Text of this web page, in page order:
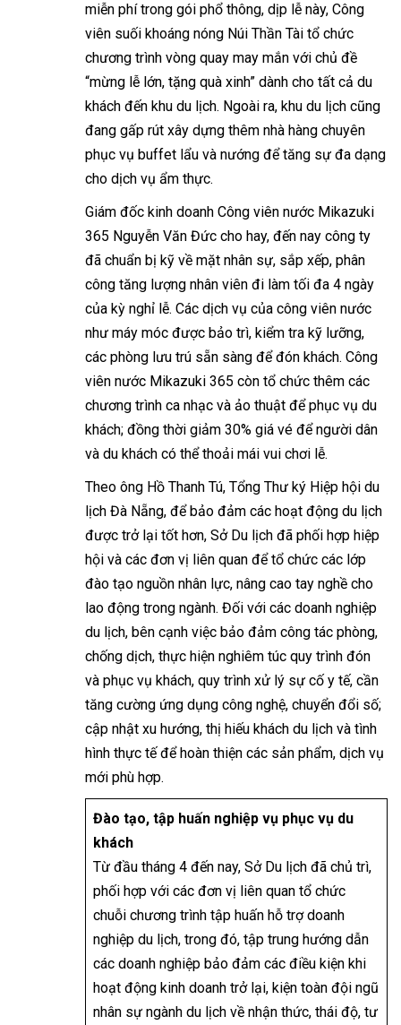
miễn phí trong gói phổ thông, dịp lễ này, Công
viên suối khoáng nóng Núi Thần Tài tổ chức
chương trình vòng quay may mắn với chủ đề
“mừng lễ lớn, tặng quà xinh” dành cho tất cả du
khách đến khu du lịch. Ngoài ra, khu du lịch cũng
đang gấp rút xây dựng thêm nhà hàng chuyên
phục vụ buffet lẩu và nướng để tăng sự đa dạng
cho dịch vụ ẩm thực.
Giám đốc kinh doanh Công viên nước Mikazuki
365 Nguyễn Văn Đức cho hay, đến nay công ty
đã chuẩn bị kỹ về mặt nhân sự, sắp xếp, phân
công tăng lượng nhân viên đi làm tối đa 4 ngày
của kỳ nghỉ lễ. Các dịch vụ của công viên nước
như máy móc được bảo trì, kiểm tra kỹ lưỡng,
các phòng lưu trú sẵn sàng để đón khách. Công
viên nước Mikazuki 365 còn tổ chức thêm các
chương trình ca nhạc và ảo thuật để phục vụ du
khách; đồng thời giảm 30% giá vé để người dân
và du khách có thể thoải mái vui chơi lễ.
Theo ông Hồ Thanh Tú, Tổng Thư ký Hiệp hội du
lịch Đà Nẵng, để bảo đảm các hoạt động du lịch
được trở lại tốt hơn, Sở Du lịch đã phối hợp hiệp
hội và các đơn vị liên quan để tổ chức các lớp
đào tạo nguồn nhân lực, nâng cao tay nghề cho
lao động trong ngành. Đối với các doanh nghiệp
du lịch, bên cạnh việc bảo đảm công tác phòng,
chống dịch, thực hiện nghiêm túc quy trình đón
và phục vụ khách, quy trình xử lý sự cố y tế, cần
tăng cường ứng dụng công nghệ, chuyển đổi số;
cập nhật xu hướng, thị hiếu khách du lịch và tình
hình thực tế để hoàn thiện các sản phẩm, dịch vụ
mới phù hợp.
Đào tạo, tập huấn nghiệp vụ phục vụ du
khách
Từ đầu tháng 4 đến nay, Sở Du lịch đã chủ trì,
phối hợp với các đơn vị liên quan tổ chức
chuỗi chương trình tập huấn hỗ trợ doanh
nghiệp du lịch, trong đó, tập trung hướng dẫn
các doanh nghiệp bảo đảm các điều kiện khi
hoạt động kinh doanh trở lại, kiện toàn đội ngũ
nhân sự ngành du lịch về nhận thức, thái độ, tư